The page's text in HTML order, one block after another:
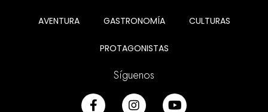
AVENTURA GASTRONOMÍA CULTURAS
PROTAGONISTAS
Síguenos